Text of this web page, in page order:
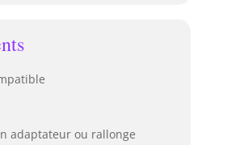
adaptateur ou rallonge